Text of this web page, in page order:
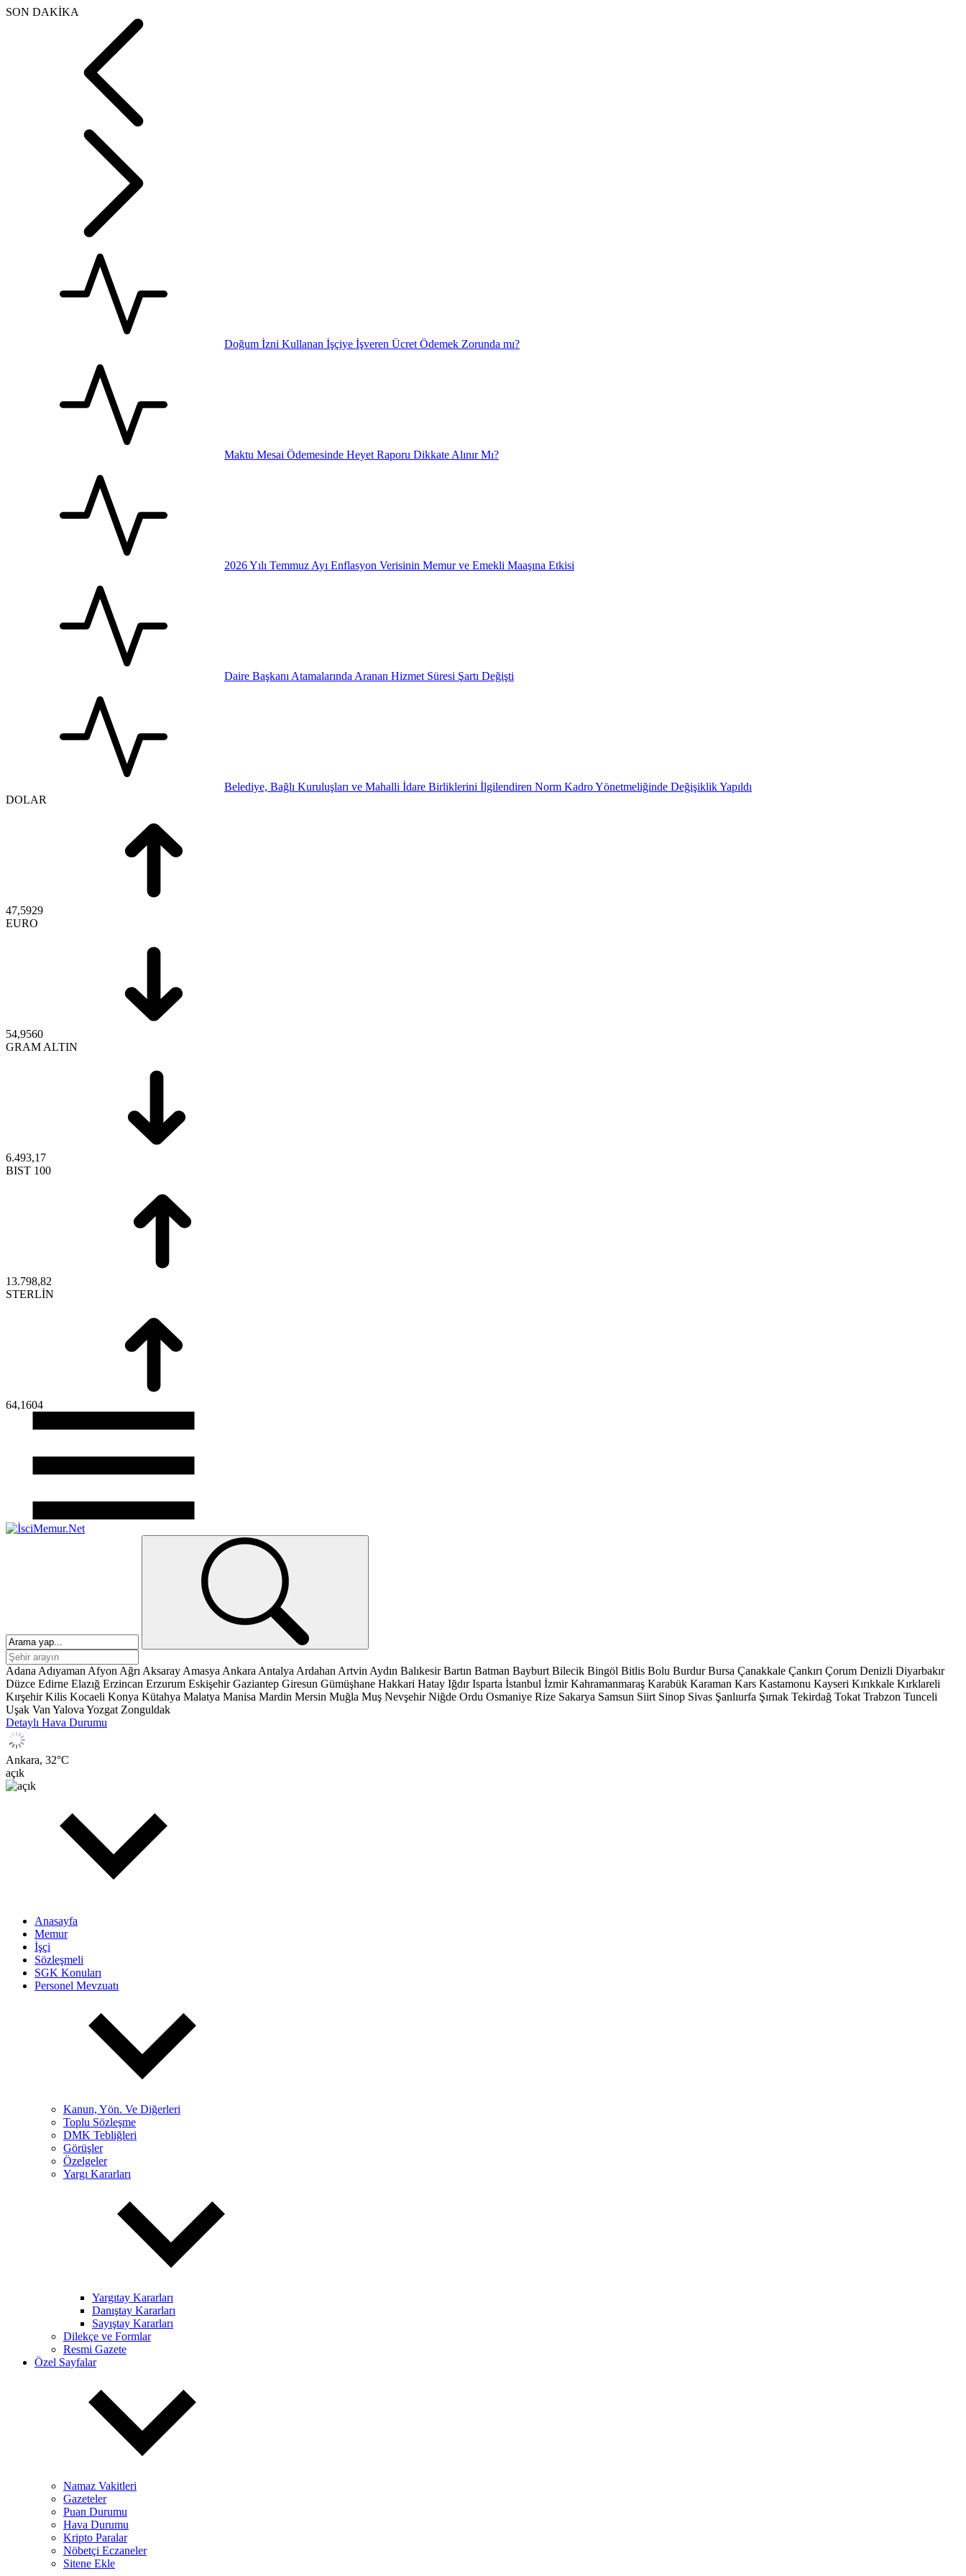
SON DAKİKA
Doğum İzni Kullanan İşçiye İşveren Ücret Ödemek Zorunda mı?
Maktu Mesai Ödemesinde Heyet Raporu Dikkate Alınır Mı?
2026 Yılı Temmuz Ayı Enflasyon Verisinin Memur ve Emekli Maaşına Etkisi
Daire Başkanı Atamalarında Aranan Hizmet Süresi Şartı Değişti
Belediye, Bağlı Kuruluşları ve Mahalli İdare Birliklerini İlgilendiren Norm Kadro Yönetmeliğinde Değişiklik Yapıldı
DOLAR
47,5929
EURO
54,9560
GRAM ALTIN
6.493,17
BIST 100
13.798,82
STERLİN
64,1604
Adana Adıyaman Afyon Ağrı Aksaray Amasya Ankara Antalya Ardahan Artvin Aydın Balıkesir Bartın Batman Bayburt Bilecik Bingöl Bitlis Bolu Burdur Bursa Çanakkale Çankırı Çorum Denizli Diyarbakır
Düzce Edirne Elazığ Erzincan Erzurum Eskişehir Gaziantep Giresun Gümüşhane Hakkari Hatay Iğdır Isparta İstanbul İzmir Kahramanmaraş Karabük Karaman Kars Kastamonu Kayseri Kırıkkale Kırklareli
Kırşehir Kilis Kocaeli Konya Kütahya Malatya Manisa Mardin Mersin Muğla Muş Nevşehir Niğde Ordu Osmaniye Rize Sakarya Samsun Siirt Sinop Sivas Şanlıurfa Şırnak Tekirdağ Tokat Trabzon Tunceli
Uşak Van Yalova Yozgat Zonguldak
Detaylı Hava Durumu
Ankara, 32°C
açık
Anasayfa
Memur
İşçi
Sözleşmeli
SGK Konuları
Personel Mevzuatı
Kanun, Yön. Ve Diğerleri
Toplu Sözleşme
DMK Tebliğleri
Görüşler
Özelgeler
Yargı Kararları
Yargıtay Kararları
Danıştay Kararları
Sayıştay Kararları
Dilekçe ve Formlar
Resmi Gazete
Özel Sayfalar
Namaz Vakitleri
Gazeteler
Puan Durumu
Hava Durumu
Kripto Paralar
Nöbetçi Eczaneler
Sitene Ekle